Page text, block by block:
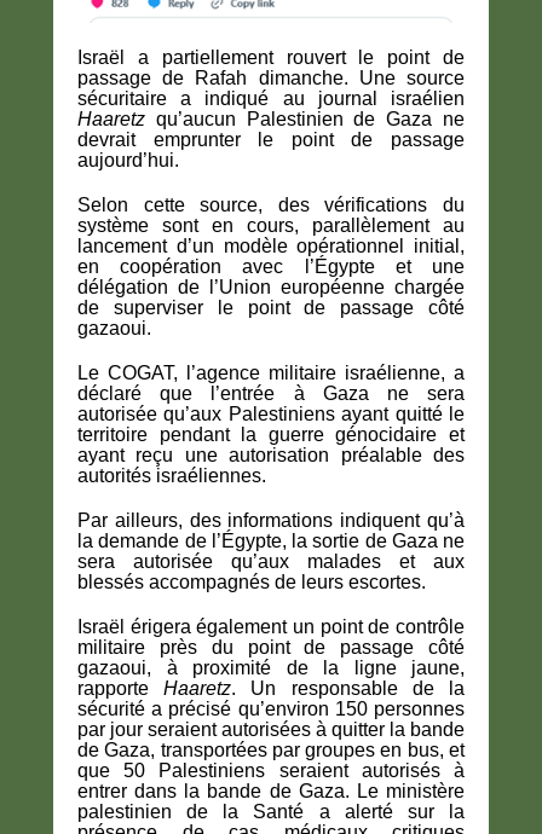
Israël a partiellement rouvert le point de
passage de Rafah dimanche. Une source
sécuritaire a indiqué au journal israélien
Haaretz qu’aucun Palestinien de Gaza ne
devrait emprunter le point de passage
aujourd’hui.
Selon cette source, des vérifications du
système sont en cours, parallèlement au
lancement d’un modèle opérationnel initial,
en coopération avec l’Égypte et une
délégation de l’Union européenne chargée
de superviser le point de passage côté
gazaoui.
Le COGAT, l’agence militaire israélienne, a
déclaré que l’entrée à Gaza ne sera
autorisée qu’aux Palestiniens ayant quitté le
territoire pendant la guerre génocidaire et
ayant reçu une autorisation préalable des
autorités israéliennes.
Par ailleurs, des informations indiquent qu’à
la demande de l’Égypte, la sortie de Gaza ne
sera autorisée qu’aux malades et aux
blessés accompagnés de leurs escortes.
Israël érigera également un point de contrôle
militaire près du point de passage côté
gazaoui, à proximité de la ligne jaune,
rapporteHaaretz. Un responsable de la
sécurité a précisé qu’environ 150 personnes
par jour seraient autorisées à quitter la bande
de Gaza, transportées par groupes en bus, et
que 50 Palestiniens seraient autorisés à
entrer dans la bande de Gaza. Le ministère
palestinien de la Santé a alerté sur la